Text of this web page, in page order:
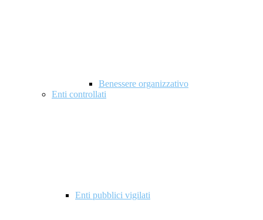
Benessere organizzativo
Enti controllati
Enti pubblici vigilati